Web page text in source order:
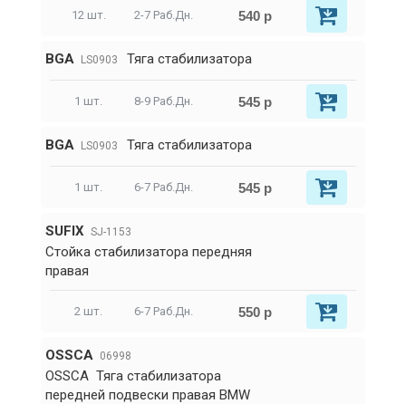
12 шт. 2-7 Раб.Дн. 540 р
BGA LS0903 Тяга стабилизатора
1 шт. 8-9 Раб.Дн. 545 р
BGA LS0903 Тяга стабилизатора
1 шт. 6-7 Раб.Дн. 545 р
SUFIX SJ-1153
Стойка стабилизатора передняя
правая
2 шт. 6-7 Раб.Дн. 550 р
OSSCA 06998
OSSCA Тяга стабилизатора
передней подвески правая BMW